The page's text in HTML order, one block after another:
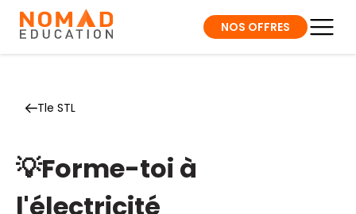
NOS OFFRES
Tle STL
💡Forme-toi à
l'électricité